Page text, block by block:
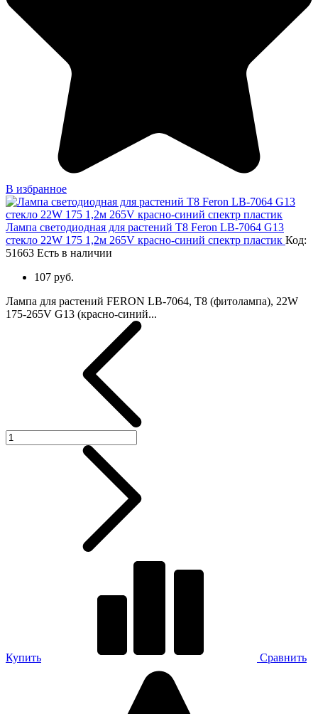
В избранное
Лампа светодиодная для растений T8 Feron LB-7064 G13
стекло 22W 175 1,2м 265V красно-синий спектр пластик Код:
51663 Есть в наличии
107 руб.
Лампа для растений FERON LB-7064, Т8 (фитолампа), 22W
175-265V G13 (красно-синий...
Купить Сравнить